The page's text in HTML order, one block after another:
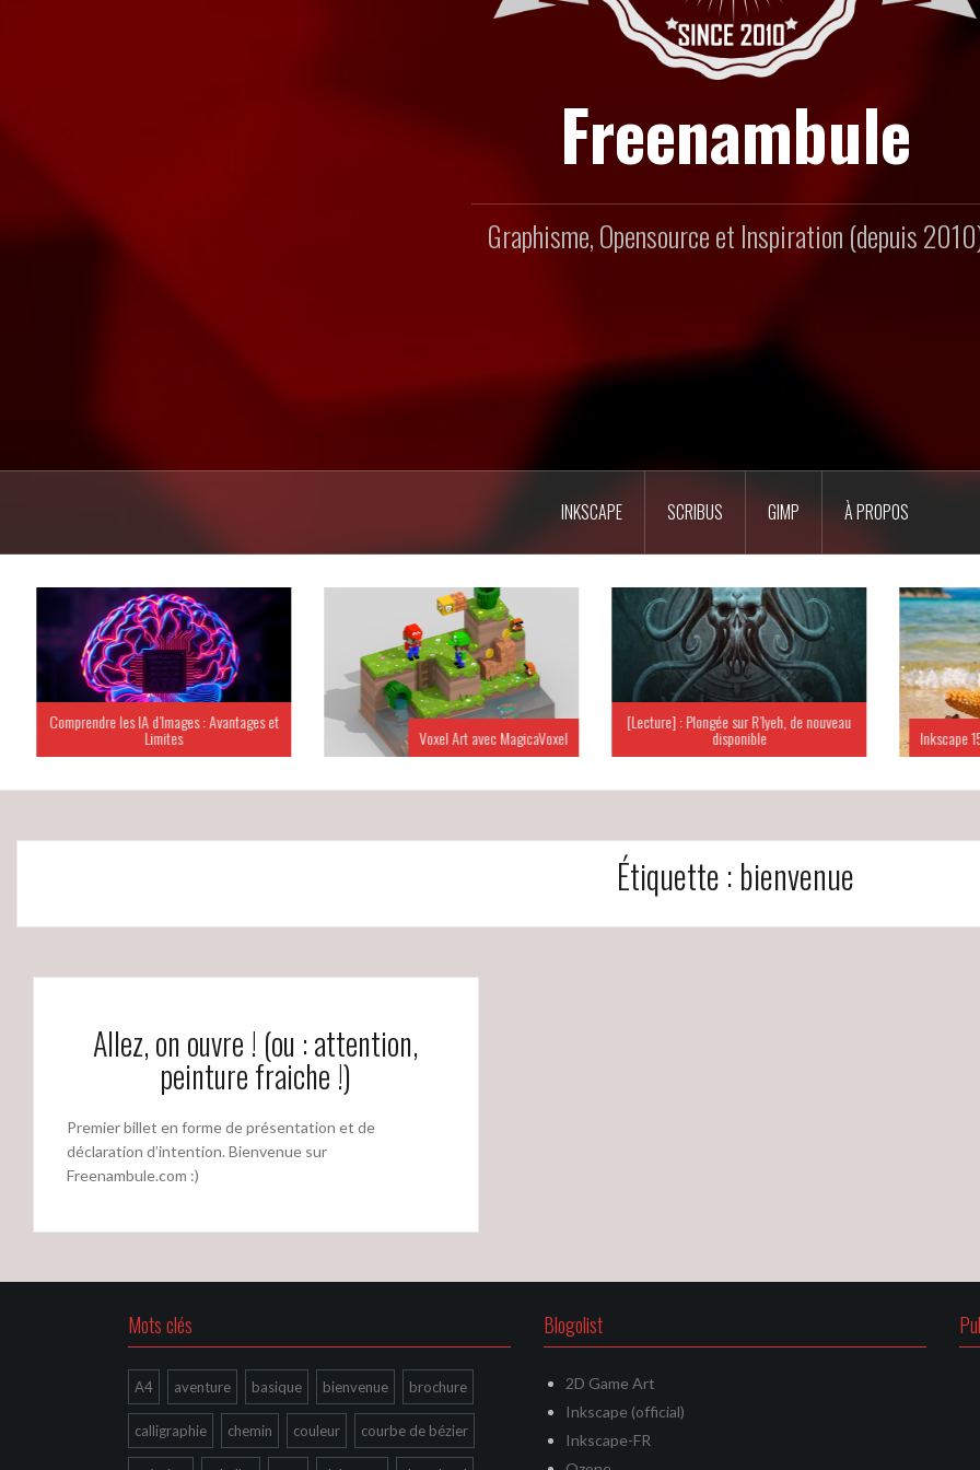
Freenambule
Graphisme, Opensource et Inspiration (depuis
INKSCAPE SCRIBUS GIMP À PROPOS
Comprendre les IA d’Images : Avantages et
Limites Voxel Art avec MagicaVoxel
[Lecture] : Plongée sur R’lyeh, de nouveau
disponible Inkscape
Étiquette : bienvenue
Allez, on ouvre ! (ou : attention,
peinture fraiche !)
Premier billet en forme de présentation et de
déclaration d’intention. Bienvenue sur
Freenambule.com :)
Mots clés
A4 aventure basique bienvenue brochure
calligraphie chemin couleur courbe de bézier
Blogolist
2D Game Art
Inkscape (official)
Inkscape-FR